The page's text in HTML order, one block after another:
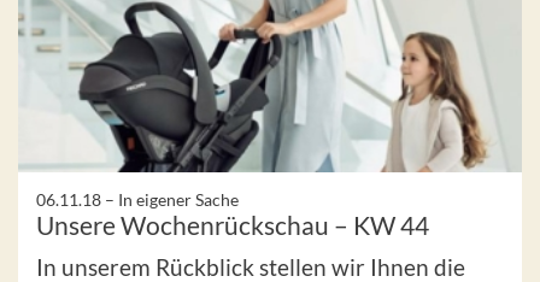
06.11.18 – In eigener Sache
Unsere Wochenrückschau – KW 44
In unserem Rückblick stellen wir Ihnen die